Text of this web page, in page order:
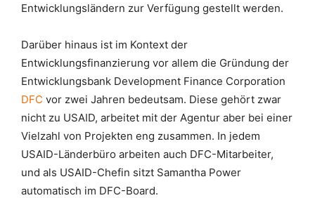
Entwicklungsländern zur Verfügung gestellt werden.
Darüber hinaus ist im Kontext der
Entwicklungsfinanzierung vor allem die Gründung der
Entwicklungsbank Development Finance Corporation
DFC vor zwei Jahren bedeutsam. Diese gehört zwar
nicht zu USAID, arbeitet mit der Agentur aber bei einer
Vielzahl von Projekten eng zusammen. In jedem
USAID-Länderbüro arbeiten auch DFC-Mitarbeiter,
und als USAID-Chefin sitzt Samantha Power
automatisch im DFC-Board.